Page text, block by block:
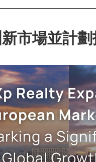
市場並計